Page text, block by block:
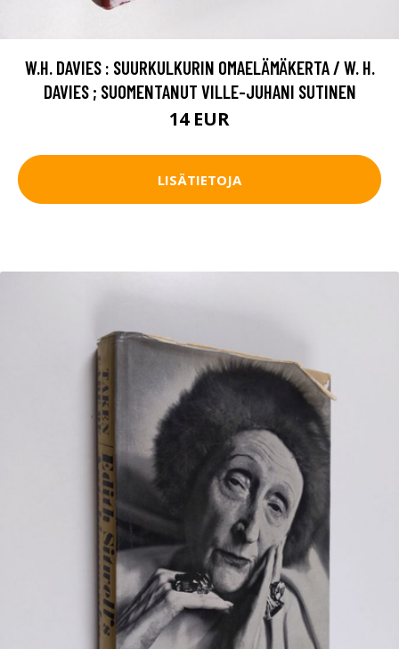
W.H. DAVIES : SUURKULKURIN OMAELÄMÄKERTA / W. H.
DAVIES ; SUOMENTANUT VILLE-JUHANI SUTINEN
14 EUR
LISÄTIETOJA